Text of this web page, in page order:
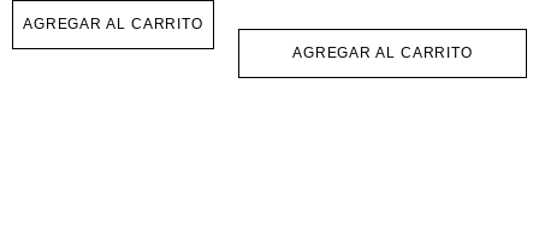
AGREGAR AL CARRITO
AGREGAR AL CARRITO